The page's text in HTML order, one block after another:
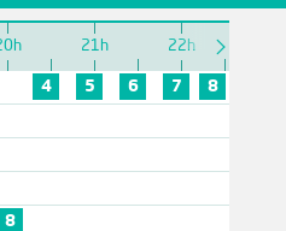
21h 22h
4 5 6 7
8
8